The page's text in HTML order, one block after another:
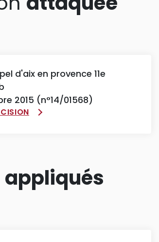
d'aix en provence 11e
2015 (n°14/01568)
appliqués